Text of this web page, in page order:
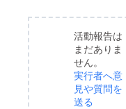
活動報告は
まだありま
せん。
実行者へ意
見や質問を
送る